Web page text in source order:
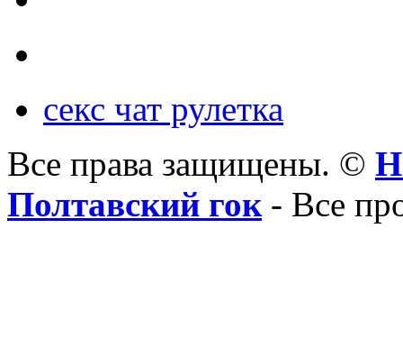
секс чат рулетка
Все права защищены. ©
Полтавский гок- Все